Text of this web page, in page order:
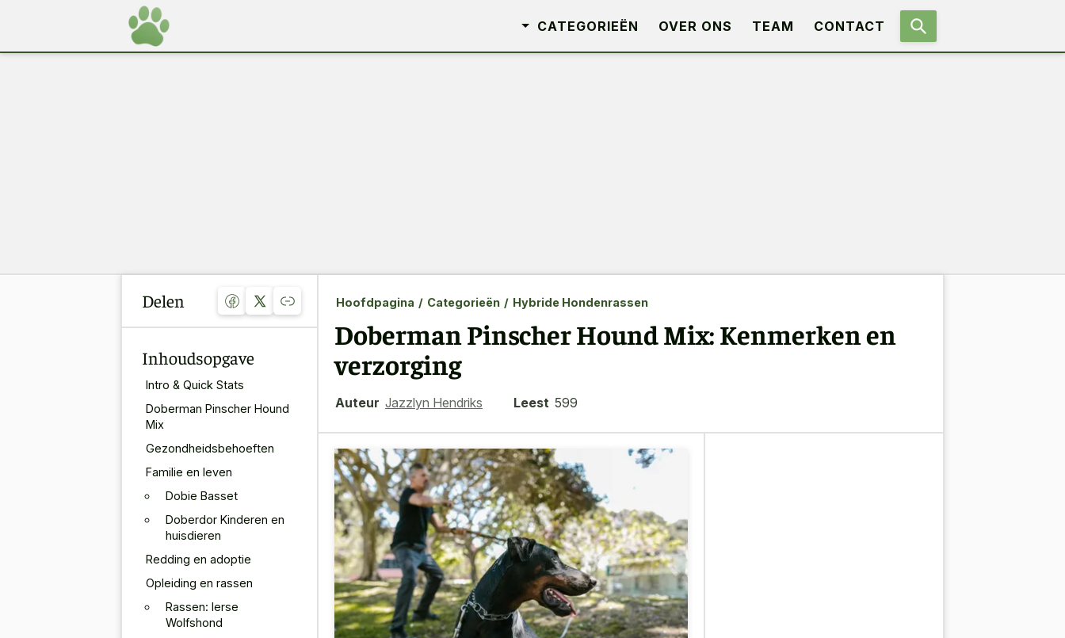
CATEGORIEËN OVER ONS TEAM CONTACT
Delen
Inhoudsopgave
Intro & Quick Stats
Doberman Pinscher Hound
Mix
Gezondheidsbehoeften
Familie en leven
Dobie Basset
Doberdor Kinderen en
huisdieren
Redding en adoptie
Opleiding en rassen
Rassen: Ierse
Wolfshond
Hoofdpagina / Categorieën / Hybride Hondenrassen
Doberman Pinscher Hound Mix: Kenmerken en
verzorging
Auteur Jazzlyn Hendriks Leest 599